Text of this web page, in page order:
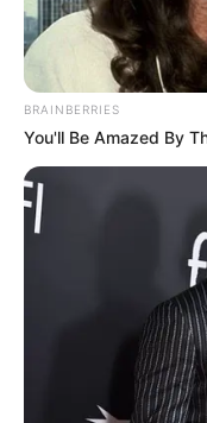
BRAINBERRIES
You'll Be Amazed By